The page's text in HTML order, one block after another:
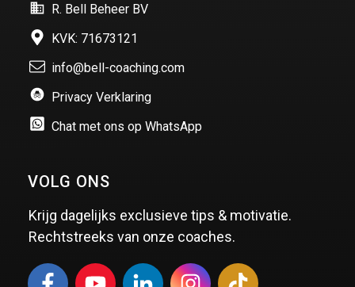
R. Bell Beheer BV
KVK: 71673121
info@bell-coaching.com
Privacy Verklaring
Chat met ons op WhatsApp
VOLG ONS
Krijg dagelijks exclusieve tips & motivatie.
Rechtstreeks van onze coaches.